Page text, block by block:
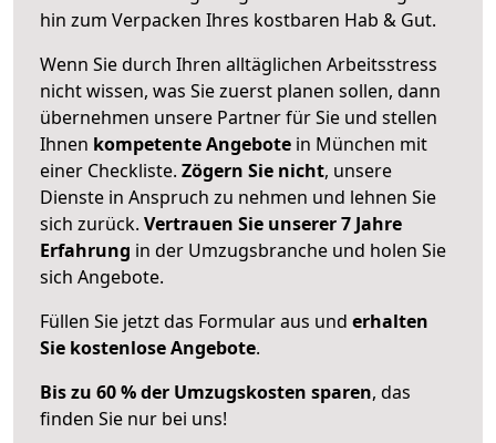
hin zum Verpacken Ihres kostbaren Hab & Gut.
Wenn Sie durch Ihren alltäglichen Arbeitsstress
nicht wissen, was Sie zuerst planen sollen, dann
übernehmen unsere Partner für Sie und stellen
Ihnen kompetente Angebote in München mit
einer Checkliste. Zögern Sie nicht, unsere
Dienste in Anspruch zu nehmen und lehnen Sie
sich zurück. Vertrauen Sie unserer 7 Jahre
Erfahrung in der Umzugsbranche und holen Sie
sich Angebote.
Füllen Sie jetzt das Formular aus und erhalten
Sie kostenlose Angebote.
Bis zu 60 % der Umzugskosten sparen, das
finden Sie nur bei uns!